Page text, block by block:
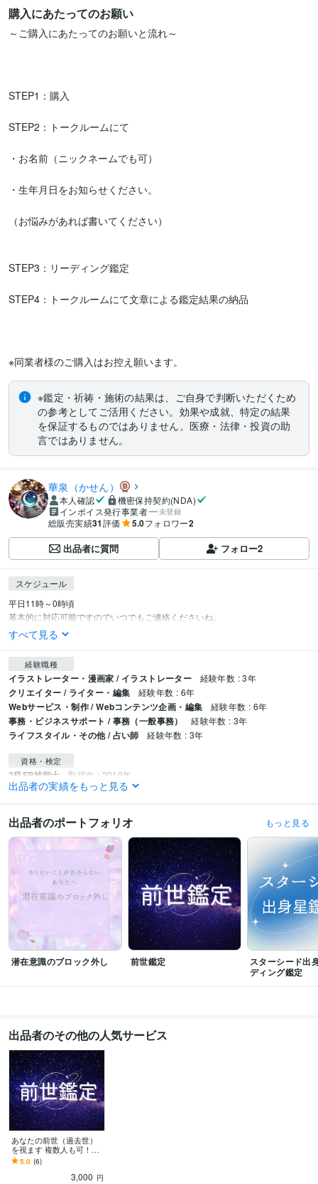
購入にあたってのお願い
～ご購入にあたってのお願いと流れ～
STEP1：購入
STEP2：トークルームにて
・お名前（ニックネームでも可）
・生年月日をお知らせください。
（お悩みがあれば書いてください）
STEP3：リーディング鑑定
STEP4：トークルームにて文章による鑑定結果の納品
※同業者様のご購入はお控え願います。
※鑑定・祈祷・施術の結果は、ご自身で判断いただくため
の参考としてご活用ください。効果や成就、特定の結果
を保証するものではありません。医療・法律・投資の助
言ではありません。
華泉（かせん）
本人確認
機密保持契約(NDA)
インボイス発行事業者
未登録
総販売実績31評価 5.0フォロワー2
出品者に質問 フォロー2
スケジュール
平日11時～0時頃
基本的に対応可能ですのでいつでもご連絡くださいね。
すべて見る
経験職種
イラストレーター・漫画家 / イラストレーター 経験年数 : 3年
クリエイター / ライター・編集 経験年数 : 6年
Webサービス・制作 / Webコンテンツ企画・編集 経験年数 : 6年
事務・ビジネスサポート / 事務（一般事務） 経験年数 : 3年
ライフスタイル・その他 / 占い師 経験年数 : 3年
資格・検定
2級FP技能士 取得年 : 2019年
小学校教諭免許 取得年 : 2017年
世界遺産検定2級 取得年 : 2023年
3級FP技能士 取得年 : 2019年
プログラミング言語・フレームワーク
CSS:3年
ビジネス・クリエイティブツール
WordPress:6年 弥生会計:5年 Canva:4年CLIP STUDIO PAINT:3年
得意分野
占い 霊視透視リーディングによる前世鑑定 スターシード☆出身星鑑定
エーテルコードカット・やり方伝授
現実創造 引き寄せの法則 潜在意識
ツインレ
英語 日常会話レベル
中国語 日常会話レベル
出品者の実績をもっと見る
出品者のポートフォリオ もっと見る
潜在意識のブロック外し 前世鑑定
スターシード出
ディング鑑定
出品者のその他の人気サービス
あなたの前世（過去世）
を視ます 複数人も可！お
写真から前世をリーディ
ングします
5.0 (6)
3,000 円